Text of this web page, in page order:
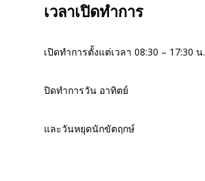
เวลาเปิดทำการ
เปิดทำการตั้งแต่เวลา 08:30 – 17:30 น.
ปิดทำการวัน อาทิตย์
และวันหยุดนักขัตฤกษ์